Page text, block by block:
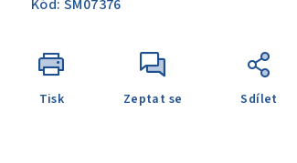
Kód: SM07376
Tisk Zeptat se Sdílet